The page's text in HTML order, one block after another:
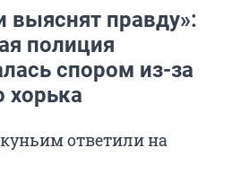
выяснят правду»:
полиция
спором из-за
хорька
ответили на